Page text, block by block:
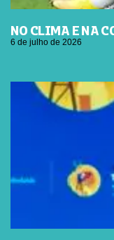
NO CLIMA E NA
6 de julho de 2026